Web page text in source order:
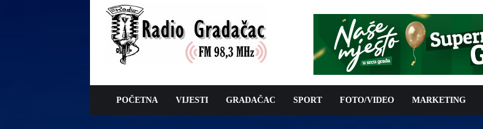
POČETNA VIJESTI GRADAČAC SPORT FOTO/VIDEO MARKETING